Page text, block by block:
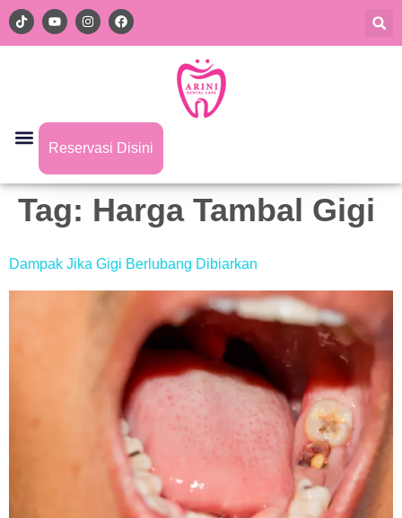
Reservasi Disini
Tag: Harga Tambal Gigi
Dampak Jika Gigi Berlubang Dibiarkan